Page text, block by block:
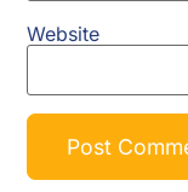
Website